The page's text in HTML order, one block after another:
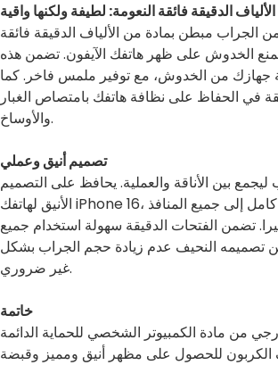
الدقيقة فائقة النعومة: لطيفة ولكنها واقية
الجراب مبطن بمادة من الألياف الدقيقة فائقة
الخدوش على ظهر هاتفك الآيفون. تضمن هذه
جهازك من الخدوش، مع توفير ملمس فاخر. كما
في الحفاظ على نظافة هاتفك بامتصاص الغبار
والأوساخ.
تصميم أنيق وعملي
بين الأناقة والعملية. يحافظ على التصميم
الأنيق لهاتفك iPhone 16، مع توفير وصول كامل إلى جميع المنافذ
تضمن الفتحات الدقيقة سهولة استخدام جميع
تصميمه النحيف عدم زيادة حجم الجراب بشكل
غير ضروري.
خاتمة
من مادة الكمبيوتر الشخصي للحماية الدائمة
للحصول على مظهر أنيق ومميز وقبضة